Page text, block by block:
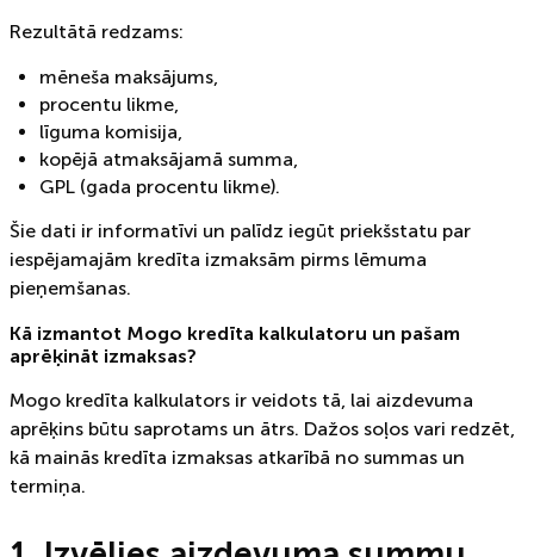
Rezultātā redzams:
mēneša maksājums,
procentu likme,
līguma komisija,
kopējā atmaksājamā summa,
GPL (gada procentu likme).
Šie dati ir informatīvi un palīdz iegūt priekšstatu par
iespējamajām kredīta izmaksām pirms lēmuma
pieņemšanas.
Kā izmantot Mogo kredīta kalkulatoru un pašam
aprēķināt izmaksas?
Mogo kredīta kalkulators ir veidots tā, lai aizdevuma
aprēķins būtu saprotams un ātrs. Dažos soļos vari redzēt,
kā mainās kredīta izmaksas atkarībā no summas un
termiņa.